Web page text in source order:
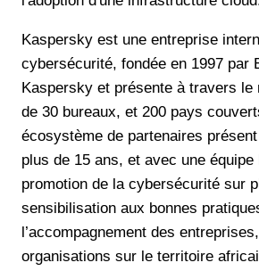
Kaspersky est une entreprise
cybersécurité, fondée en 1997 par
Kaspersky et présente à travers le
de 30 bureaux, et 200 pays
écosystème de partenaires
plus de 15 ans, et avec une
promotion de la cybersécurité sur
sensibilisation aux bonnes
l’accompagnement des
organisations sur le territoire